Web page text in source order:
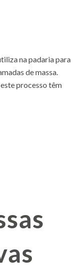
na padaria para
de massa.
processo têm